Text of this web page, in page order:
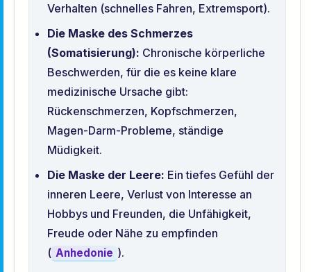
Verhalten (schnelles Fahren, Extremsport).
Die Maske des Schmerzes
(Somatisierung): Chronische körperliche
Beschwerden, für die es keine klare
medizinische Ursache gibt:
Rückenschmerzen, Kopfschmerzen,
Magen-Darm-Probleme, ständige
Müdigkeit.
Die Maske der Leere: Ein tiefes Gefühl der
inneren Leere, Verlust von Interesse an
Hobbys und Freunden, die Unfähigkeit,
Freude oder Nähe zu empfinden
( Anhedonie ).